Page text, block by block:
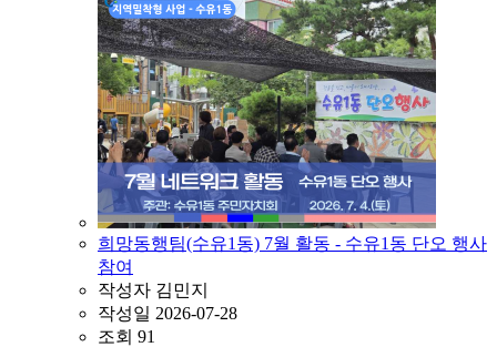
희망동행팀(수유1동) 7월 활동 - 수유1동 단오 행사
참여
작성자 김민지
작성일 2026-07-28
조회 91